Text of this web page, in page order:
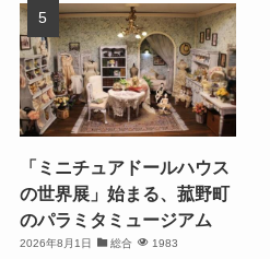
「ミニチュアドールハウス
の世界展」始まる、菰野町
のパラミタミュージアム
2026年8月1日 総合 1983